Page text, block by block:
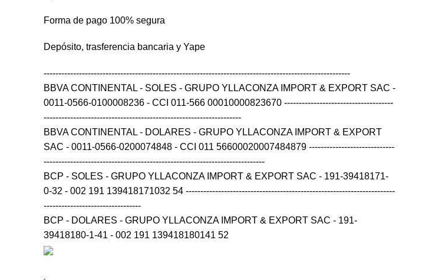
Forma de pago 100% segura
Depósito, trasferencia bancaria y Yape
--------------------------------------------------------------------------------------------------------
BBVA CONTINENTAL - SOLES - GRUPO YLLACONZA IMPORT & EXPORT SAC -
0011-0566-0100008236 - CCI 011-566 00010000823670 -------------------------------------
-------------------------------------------------------------------
BBVA CONTINENTAL - DOLARES - GRUPO YLLACONZA IMPORT & EXPORT
SAC - 0011-0566-0200074848 - CCI 011 56600020007484879 -----------------------------
---------------------------------------------------------------------------
BCP - SOLES - GRUPO YLLACONZA IMPORT & EXPORT SAC - 191-39418171-
0-32 - 002 191 139418171032 54 -----------------------------------------------------------------------
---------------------------------
BCP - DOLARES - GRUPO YLLACONZA IMPORT & EXPORT SAC - 191-
39418180-1-41 - 002 191 139418180141 52